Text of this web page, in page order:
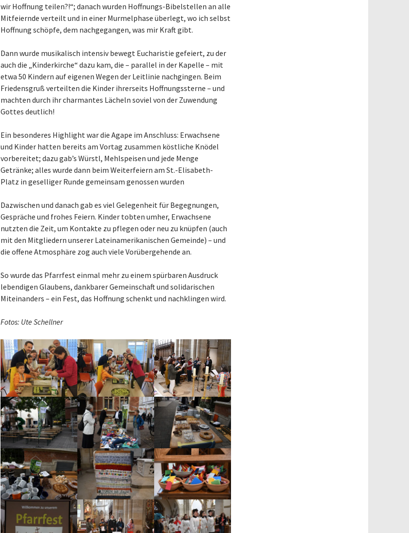
wir Hoffnung teilen?!“; danach wurden Hoffnungs-Bibelstellen an alle
Mitfeiernde verteilt und in einer Murmelphase überlegt, wo ich selbst
Hoffnung schöpfe, dem nachgegangen, was mir Kraft gibt.
Dann wurde musikalisch intensiv bewegt Eucharistie gefeiert, zu der
auch die „Kinderkirche“ dazu kam, die – parallel in der Kapelle – mit
etwa 50 Kindern auf eigenen Wegen der Leitlinie nachgingen. Beim
Friedensgruß verteilten die Kinder ihrerseits Hoffnungssterne – und
machten durch ihr charmantes Lächeln soviel von der Zuwendung
Gottes deutlich!
Ein besonderes Highlight war die Agape im Anschluss: Erwachsene
und Kinder hatten bereits am Vortag zusammen köstliche Knödel
vorbereitet; dazu gab’s Würstl, Mehlspeisen und jede Menge
Getränke; alles wurde dann beim Weiterfeiern am St.-Elisabeth-
Platz in geselliger Runde gemeinsam genossen wurden
Dazwischen und danach gab es viel Gelegenheit für Begegnungen,
Gespräche und frohes Feiern. Kinder tobten umher, Erwachsene
nutzten die Zeit, um Kontakte zu pflegen oder neu zu knüpfen (auch
mit den Mitgliedern unserer Lateinamerikanischen Gemeinde) – und
die offene Atmosphäre zog auch viele Vorübergehende an.
So wurde das Pfarrfest einmal mehr zu einem spürbaren Ausdruck
lebendigen Glaubens, dankbarer Gemeinschaft und solidarischen
Miteinanders – ein Fest, das Hoffnung schenkt und nachklingen wird.
Fotos: Ute Schellner